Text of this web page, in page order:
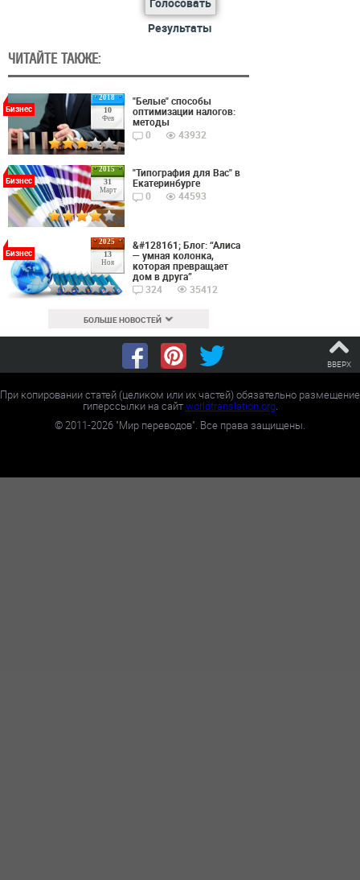
Результаты
ЧИТАЙТЕ ТАКЖЕ:
2018
10
Фев
Бизнес
"Белые" способы
оптимизации налогов:
методы
0
43932
2015
31
Март
Бизнес
"Типография для Вас" в
Екатеринбурге
0
44593
2025
13
Ноя
Бизнес
&#128161; Блог: “Алиса
— умная колонка,
которая превращает
дом в друга”
324
35412
БОЛЬШЕ НОВОСТЕЙ
ВВЕРХ
При копировании статей (целиком или их частей) обязательно размещение
гиперссылки на сайтworldtranslation.org.
©2011-2026 "Мир переводов". Все права защищены.